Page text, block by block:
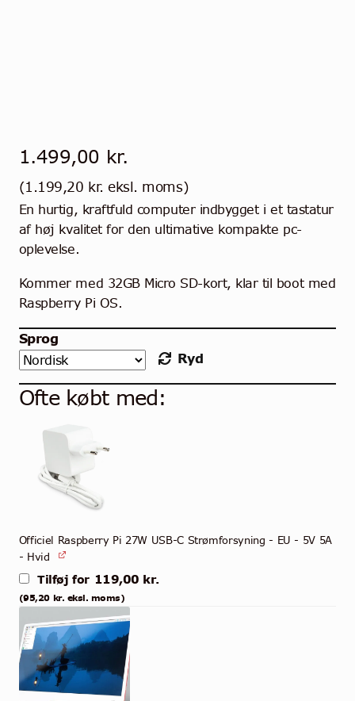
1.499,00 kr.
(1.199,20 kr. eksl. moms)
En hurtig, kraftfuld computer indbygget i et tastatur
af høj kvalitet for den ultimative kompakte pc-
oplevelse.
Kommer med 32GB Micro SD-kort, klar til boot med
Raspberry Pi OS.
Sprog
Ryd
Ofte købt med:
Officiel Raspberry Pi 27W USB-C Strømforsyning - EU - 5V 5A
- Hvid
Tilføj for 119,00 kr.
(95,20 kr. eksl. moms)